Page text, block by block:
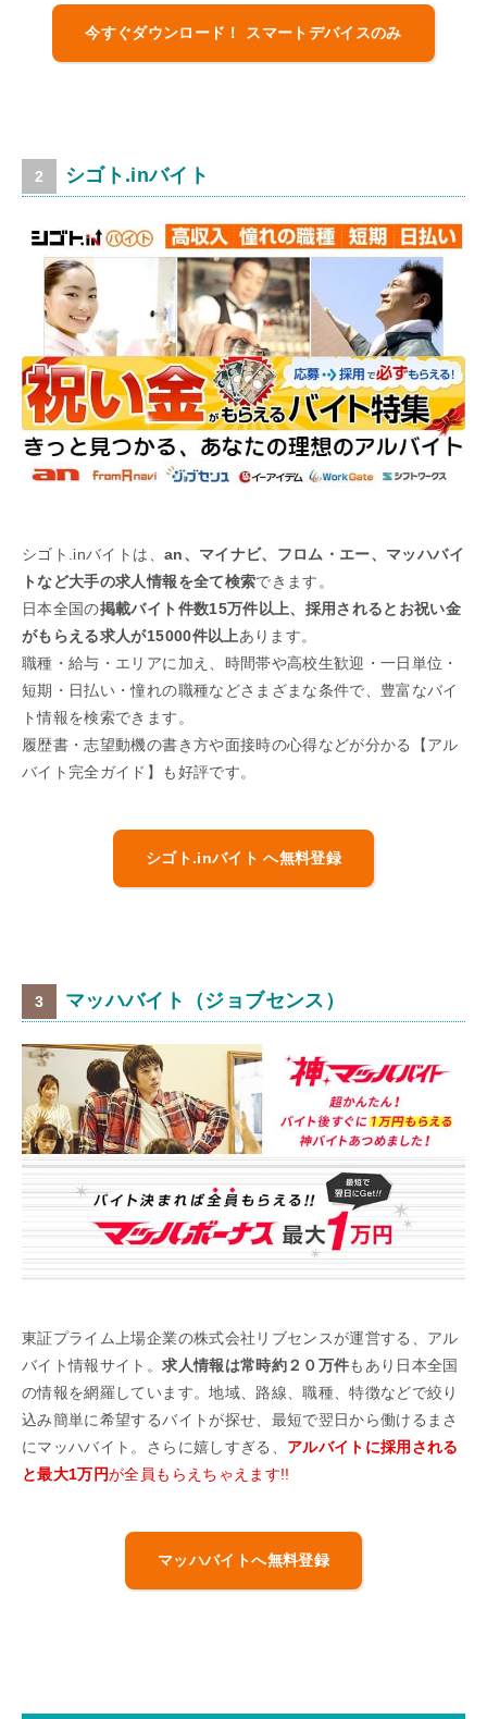
今すぐダウンロード！ スマートデバイスのみ
シゴト.inバイト
シゴト.inバイトは、 an、マイナビ、フロム・エー、マッハバイ
トなど大手の求人情報を全て検索できます。
日本全国の掲載バイト件数15万件以上、採用されるとお祝い金
がもらえる求人が15000件以上あります。
職種・給与・エリアに加え、時間帯や高校生歓迎・一日単位・
短期・日払い・憧れの職種などさまざまな条件で、豊富なバイ
ト情報を検索できます。
履歴書・志望動機の書き方や面接時の心得などが分かる【アル
バイト完全ガイド】も好評です。
シゴト.inバイト へ無料登録
マッハバイト（ジョブセンス）
東証プライム上場企業の株式会社リブセンスが運営する、アル
バイト情報サイト。求人情報は常時約２０万件もあり日本全国
の情報を網羅しています。地域、路線、職種、特徴などで絞り
込み簡単に希望するバイトが探せ、最短で翌日から働けるまさ
にマッハバイト。さらに嬉しすぎる、 アルバイトに採用される
と最大1万円が全員もらえちゃえます!!
マッハバイトへ無料登録